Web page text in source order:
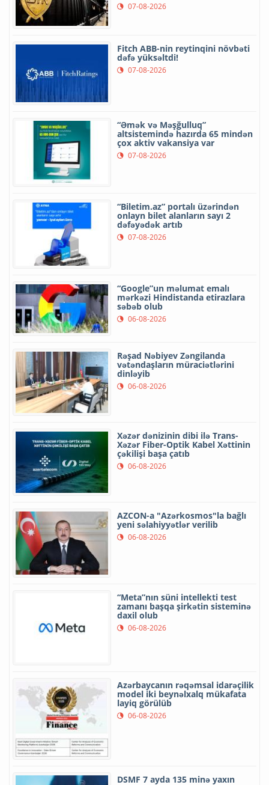
07-08-2026
Fitch ABB-nin reytinqini növbəti
dəfə yüksəltdi!
07-08-2026
“Əmək və Məşğulluq”
altsistemində hazırda 65 mindən
çox aktiv vakansiya var
07-08-2026
“Biletim.az” portalı üzərindən
onlayn bilet alanların sayı 2
dəfəyədək artıb
07-08-2026
“Google”un məlumat emalı
mərkəzi Hindistanda etirazlara
səbəb olub
06-08-2026
Rəşad Nəbiyev Zəngilanda
vətəndaşların müraciətlərini
dinləyib
06-08-2026
Xəzər dənizinin dibi ilə Trans-
Xəzər Fiber-Optik Kabel Xəttinin
çəkilişi başa çatıb
06-08-2026
AZCON-a "Azərkosmos"la bağlı
yeni səlahiyyətlər verilib
06-08-2026
“Meta”nın süni intellekti test
zamanı başqa şirkətin sisteminə
daxil olub
06-08-2026
Azərbaycanın rəqəmsal idarəçilik
model iki beynəlxalq mükafata
layiq görülüb
06-08-2026
DSMF 7 ayda 135 minə yaxın